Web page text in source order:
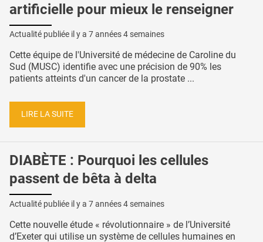
artificielle pour mieux le renseigner
Actualité publiée il y a 7 années 4 semaines
Cette équipe de l'Université de médecine de Caroline du
Sud (MUSC) identifie avec une précision de 90% les
patients atteints d'un cancer de la prostate ...
LIRE LA SUITE
DIABÈTE : Pourquoi les cellules
passent de bêta à delta
Actualité publiée il y a 7 années 4 semaines
Cette nouvelle étude « révolutionnaire » de l’Université
d’Exeter qui utilise un système de cellules humaines en